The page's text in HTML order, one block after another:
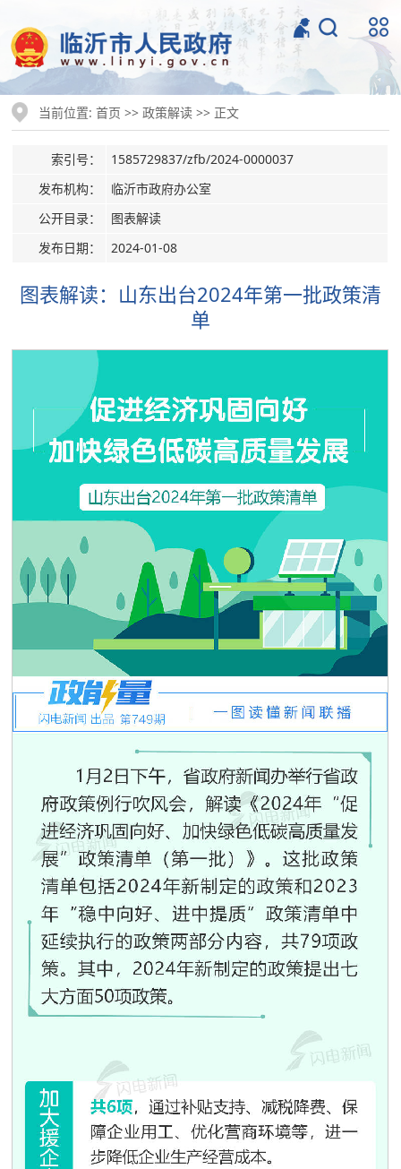
当前位置:首页 >>政策解读 >> 正文
索引号：
1585729837/zfb/2024-0000037
发布机构：
临沂市政府办公室
公开目录：
图表解读
发布日期：
2024-01-08
图表解读：山东出台2024年第一批政策清
单